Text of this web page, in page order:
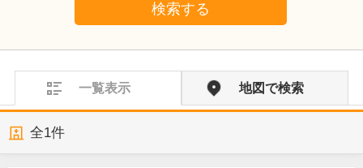
検索する
一覧表示 地図で検索
全1件